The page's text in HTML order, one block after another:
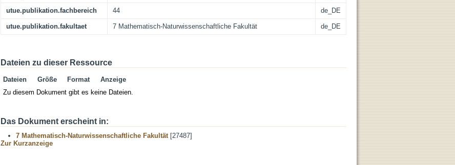
utue.publikation.fachbereich 44 de_DE
utue.publikation.fakultaet 7 Mathematisch-Naturwissenschaftliche Fakultät de_DE
Dateien zu dieser Ressource
Dateien Größe Format
Anzeige
Zu diesem Dokument gibt es keine Dateien.
Das Dokument erscheint in:
7 Mathematisch-Naturwissenschaftliche Fakultät[27487]
Zur Kurzanzeige